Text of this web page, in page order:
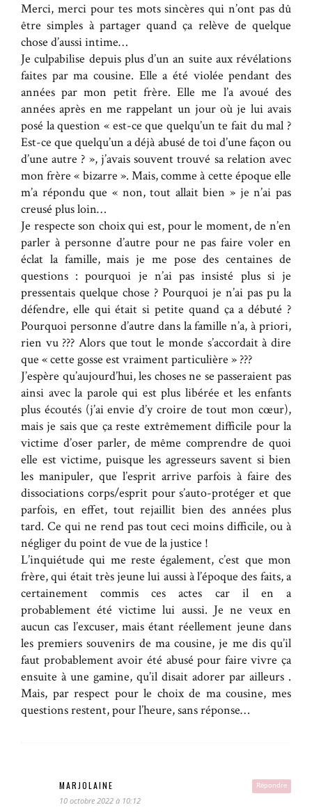
Merci, merci pour tes mots sincères qui n’ont pas dû
être simples à partager quand ça relève de quelque
chose d’aussi intime…
Je culpabilise depuis plus d’un an suite aux révélations
faites par ma cousine. Elle a été violée pendant des
années par mon petit frère. Elle me l’a avoué des
années après en me rappelant un jour où je lui avais
posé la question « est-ce que quelqu’un te fait du mal ?
Est-ce que quelqu’un a déjà abusé de toi d’une façon ou
d’une autre ? », j’avais souvent trouvé sa relation avec
mon frère « bizarre ». Mais, comme à cette époque elle
m’a répondu que « non, tout allait bien » je n’ai pas
creusé plus loin…
Je respecte son choix qui est, pour le moment, de n’en
parler à personne d’autre pour ne pas faire voler en
éclat la famille, mais je me pose des centaines de
questions : pourquoi je n’ai pas insisté plus si je
pressentais quelque chose ? Pourquoi je n’ai pas pu la
défendre, elle qui était si petite quand ça a débuté ?
Pourquoi personne d’autre dans la famille n’a, à priori,
rien vu ??? Alors que tout le monde s’accordait à dire
que « cette gosse est vraiment particulière » ???
J’espère qu’aujourd’hui, les choses ne se passeraient pas
ainsi avec la parole qui est plus libérée et les enfants
plus écoutés (j’ai envie d’y croire de tout mon cœur),
mais je sais que ça reste extrêmement difficile pour la
victime d’oser parler, de même comprendre de quoi
elle est victime, puisque les agresseurs savent si bien
les manipuler, que l’esprit arrive parfois à faire des
dissociations corps/esprit pour s’auto-protéger et que
parfois, en effet, tout rejaillit bien des années plus
tard. Ce qui ne rend pas tout ceci moins difficile, ou à
négliger du point de vue de la justice !
L’inquiétude qui me reste également, c’est que mon
frère, qui était très jeune lui aussi à l’époque des faits, a
certainement commis ces actes car il en a
probablement été victime lui aussi. Je ne veux en
aucun cas l’excuser, mais étant réellement jeune dans
les premiers souvenirs de ma cousine, je me dis qu’il
faut probablement avoir été abusé pour faire vivre ça
ensuite à une gamine, qu’il disait adorer par ailleurs .
Mais, par respect pour le choix de ma cousine, mes
questions restent, pour l’heure, sans réponse…
Répondre
MARJOLAINE
10 octobre 2022 à 10:12